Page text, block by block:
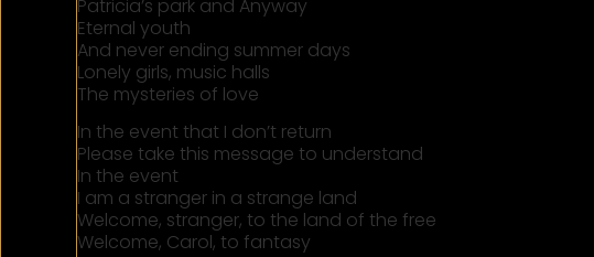
Patricia’s park and Anyway
Eternal youth
And never ending summer days
Lonely girls, music halls
The mysteries of love
In the event that I don’t return
Please take this message to understand
In the event
I am a stranger in a strange land
Welcome, stranger, to the land of the free
Welcome, Carol, to fantasy